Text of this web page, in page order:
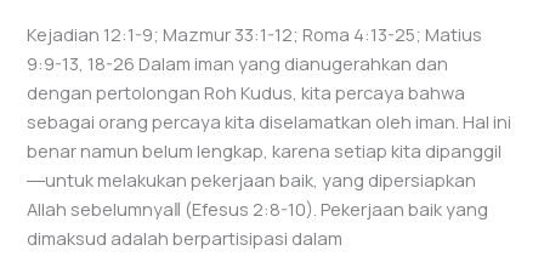
Kejadian 12:1-9; Mazmur 33:1-12; Roma 4:13-25; Matius
9:9-13, 18-26 Dalam iman yang dianugerahkan dan
dengan pertolongan Roh Kudus, kita percaya bahwa
sebagai orang percaya kita diselamatkan oleh iman. Hal ini
benar namun belum lengkap, karena setiap kita dipanggil
―untuk melakukan pekerjaan baik, yang dipersiapkan
Allah sebelumnya‖ (Efesus 2:8-10). Pekerjaan baik yang
dimaksud adalah berpartisipasi dalam